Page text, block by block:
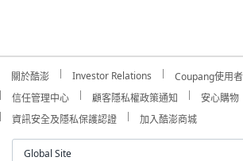
關於酷澎 Investor Relations Coupang使用
信任管理中心
顧客隱私權政策通知 安心購物
資訊安全及隱私保護認證
加入酷澎商城
Global Site